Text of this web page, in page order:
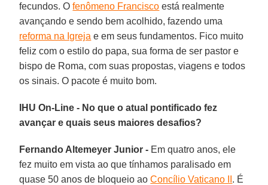
fecundos. Ofenômeno Francisco está realmente
avançando e sendo bem acolhido, fazendo uma
reforma na Igreja e em seus fundamentos. Fico muito
feliz com o estilo do papa, sua forma de ser pastor e
bispo de Roma, com suas propostas, viagens e todos
os sinais. O pacote é muito bom.
IHU On-Line - No que o atual pontificado fez
avançar e quais seus maiores desafios?
Fernando Altemeyer Junior - Em quatro anos, ele
fez muito em vista ao que tínhamos paralisado em
quase 50 anos de bloqueio aoConcílio Vaticano II . É